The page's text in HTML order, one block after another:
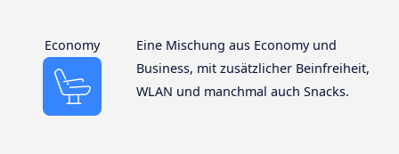
Economy
Eine Mischung aus Economy und
Business, mit zusätzlicher Beinfreiheit,
WLAN und manchmal auch Snacks.